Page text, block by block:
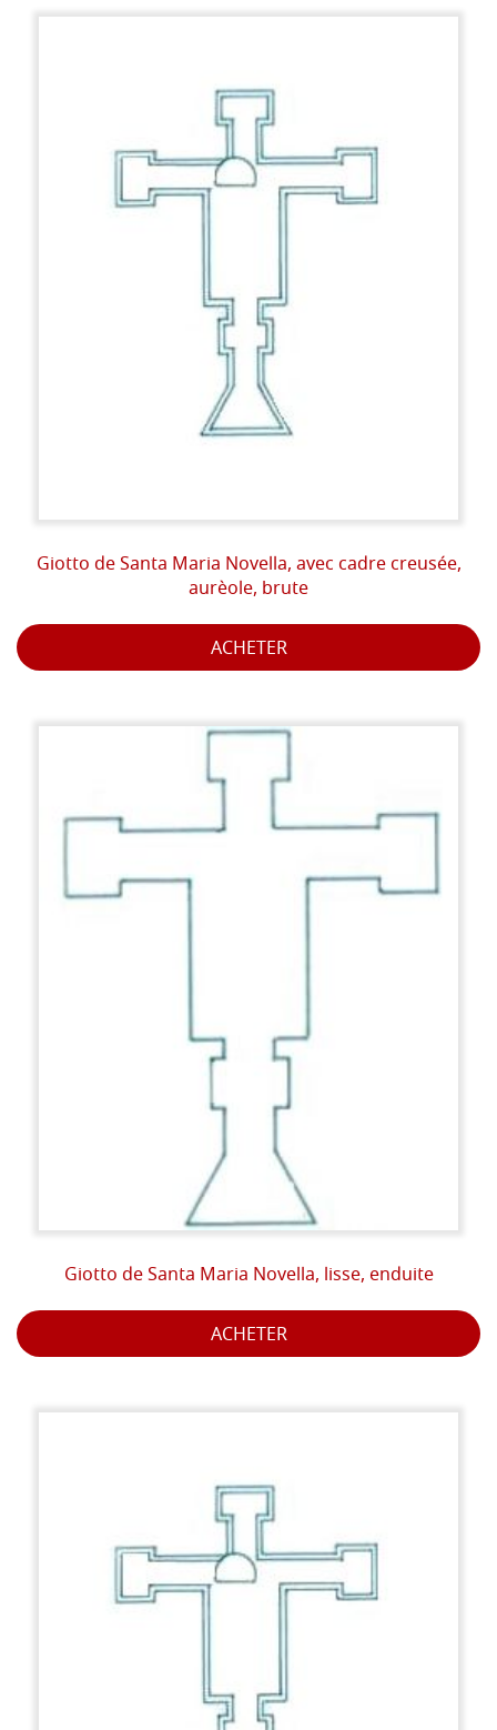
Giotto de Santa Maria Novella, avec cadre creusée,
aurèole, brute
ACHETER
Giotto de Santa Maria Novella, lisse, enduite
ACHETER